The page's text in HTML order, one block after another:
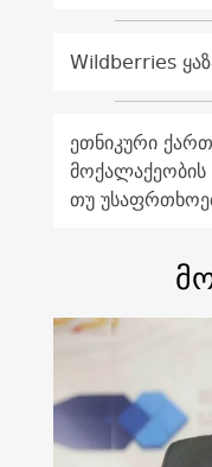
Wildberries
ეთნიკური
თუ